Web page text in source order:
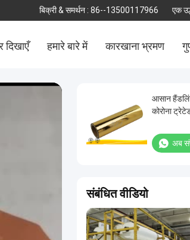
बिक्री & समर्थन : 86--13500117966 एक
दिखाएँ हमारे बारे में कारखाना भ्रमण
आसान
कोरोना
अब
संबंधित वीडियो